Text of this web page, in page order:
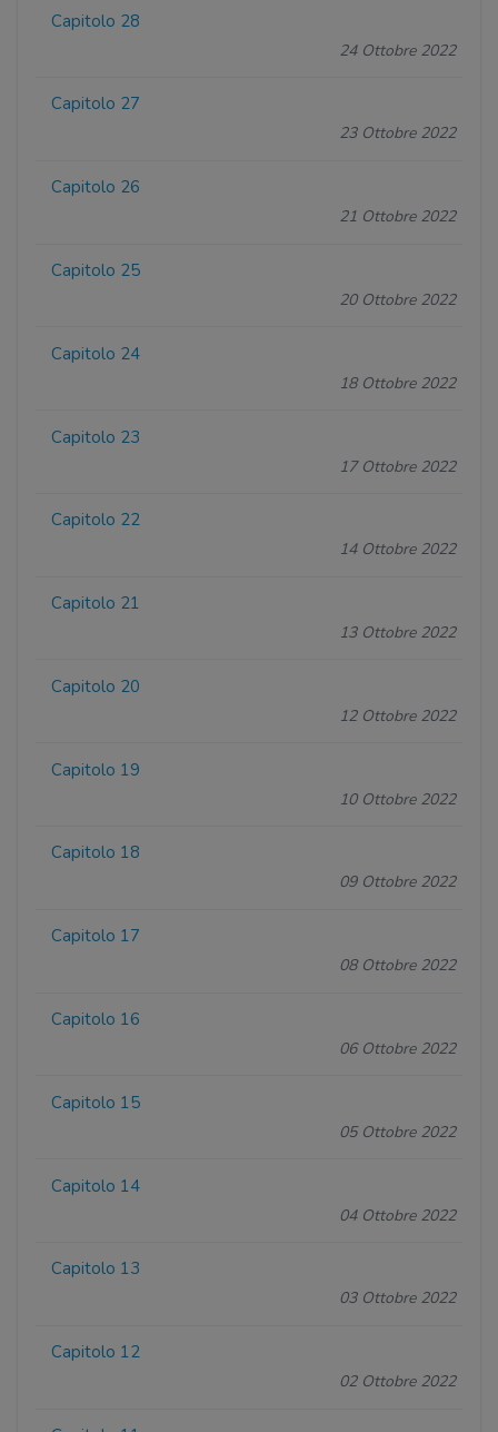
Capitolo 28
24 Ottobre 2022
Capitolo 27
23 Ottobre 2022
Capitolo 26
21 Ottobre 2022
Capitolo 25
20 Ottobre 2022
Capitolo 24
18 Ottobre 2022
Capitolo 23
17 Ottobre 2022
Capitolo 22
14 Ottobre 2022
Capitolo 21
13 Ottobre 2022
Capitolo 20
12 Ottobre 2022
Capitolo 19
10 Ottobre 2022
Capitolo 18
09 Ottobre 2022
Capitolo 17
08 Ottobre 2022
Capitolo 16
06 Ottobre 2022
Capitolo 15
05 Ottobre 2022
Capitolo 14
04 Ottobre 2022
Capitolo 13
03 Ottobre 2022
Capitolo 12
02 Ottobre 2022